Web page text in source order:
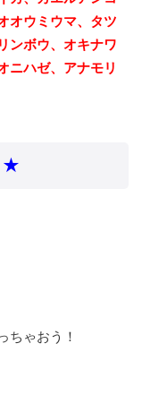
オウミウマ、タツ
ボウ、 オキナワ
ニハゼ、アナモリ
ちゃおう！